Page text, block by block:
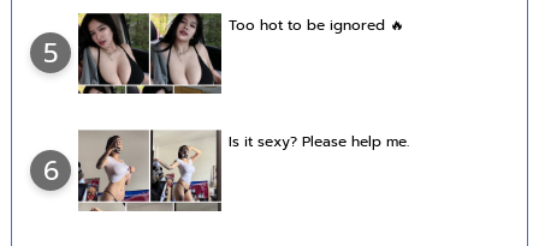
5
Too hot to be ignored 🔥
6
Is it sexy? Please help me.